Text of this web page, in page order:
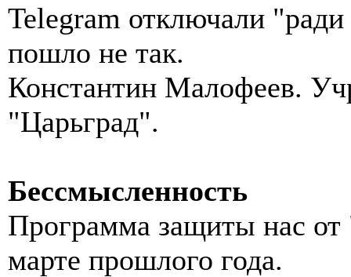
Telegram отключали
пошло не так.
Константин Малофеев.
"Царьград".
Бессмысленность
Программа защиты нас от
марте прошлого года.